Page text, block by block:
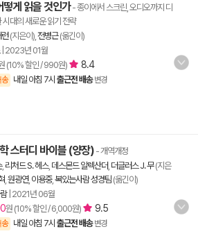
떻게 읽을 것인가- 종이에서 스크린, 오디오까지 디
시대의 새로운 읽기 전략
런(지은이), 전병근(옮긴이)
| 2023년 01월
(10% 할인 / 990원) 8.4
내일 아침 7시 출근전 배송 변경
스터디 바이블 (양장) - 개역개정
, 리처드 S. 헤스, 데스몬드 알렉산더 더글러스 J. 무(지은
원광연, 이용중, 복있는사람 성경팀 (옮긴이)
| 2021년 06월
원 (10% 할인 / 6,000원) 9.5
내일 아침 7시 출근전 배송 변경